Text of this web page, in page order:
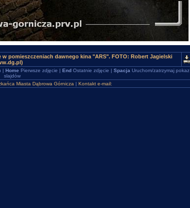
pomieszczeniach dawnego kina "ARS". FOTO: Robert Jagielski
| Home Pierwsze zdjęcie | EndOstatnie zdjęcie | Spacja Uruchom/zatrzymaj pokaz
slajdów
Miasta Dąbrowa Górnicza | Kontakt e-mail: